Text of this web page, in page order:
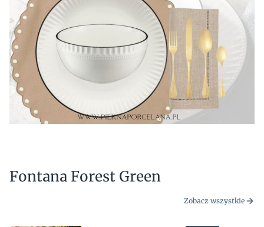
Fontana Forest Green
Zobacz wszystkie